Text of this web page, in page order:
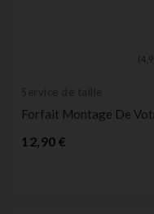
(4,9
Service de taille
Forfait Montage De
12,90 €